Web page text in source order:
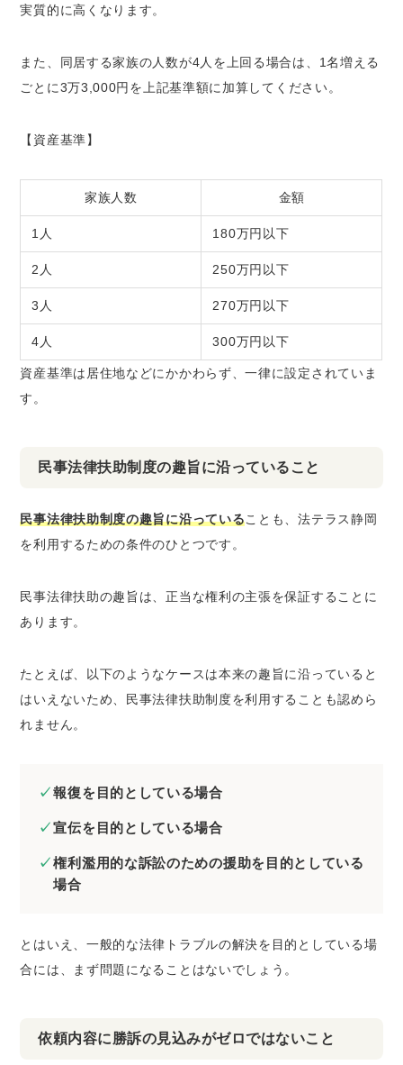
実質的に高くなります。
また、同居する家族の人数が4人を上回る場合は、1名増える
ごとに3万3,000円を上記基準額に加算してください。
【資産基準】
家族人数 金額
1人 180万円以下
2人 250万円以下
3人 270万円以下
4人 300万円以下
資産基準は居住地などにかかわらず、一律に設定されていま
す。
民事法律扶助制度の趣旨に沿っていること
民事法律扶助制度の趣旨に沿っていることも、法テラス静岡
を利用するための条件のひとつです。
民事法律扶助の趣旨は、正当な権利の主張を保証することに
あります。
たとえば、以下のようなケースは本来の趣旨に沿っていると
はいえないため、民事法律扶助制度を利用することも認めら
れません。
報復を目的としている場合
宣伝を目的としている場合
権利濫用的な訴訟のための援助を目的としている
場合
とはいえ、一般的な法律トラブルの解決を目的としている場
合には、まず問題になることはないでしょう。
依頼内容に勝訴の見込みがゼロではないこと